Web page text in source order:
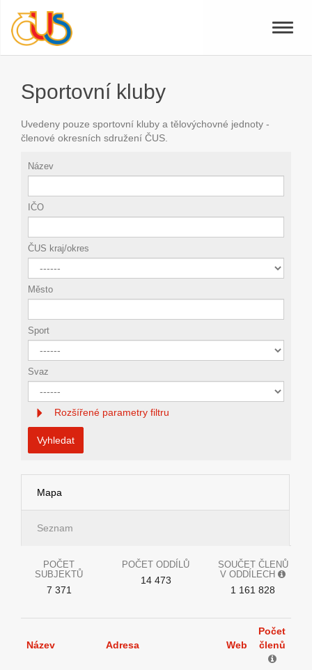
Toggle
Sportovní kluby
Uvedeny pouze sportovní kluby a tělovýchovné jednoty -
členové okresních sdružení ČUS.
Název
IČO
ČUS kraj/okres
Město
Sport
Svaz
Rozšířené parametry filtru
Vyhledat
Mapa
Seznam
POČET
SUBJEKTŮ
7 371
POČET ODDÍLŮ
14 473
SOUČET ČLENŮ
V ODDÍLECH
1 161 828
Název Adresa Web
Počet
členů